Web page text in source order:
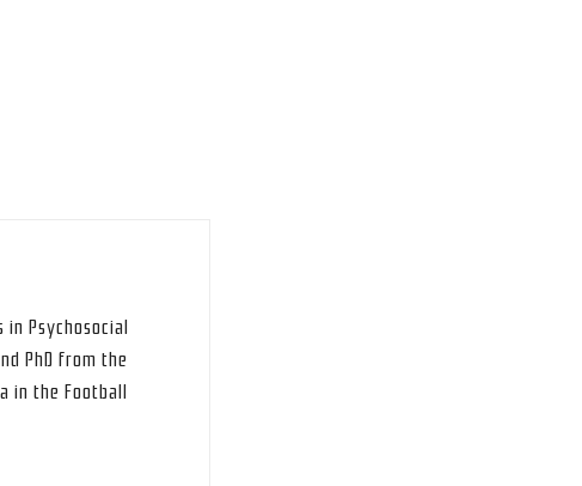
in Psychosocial
PhD from the
in the Football